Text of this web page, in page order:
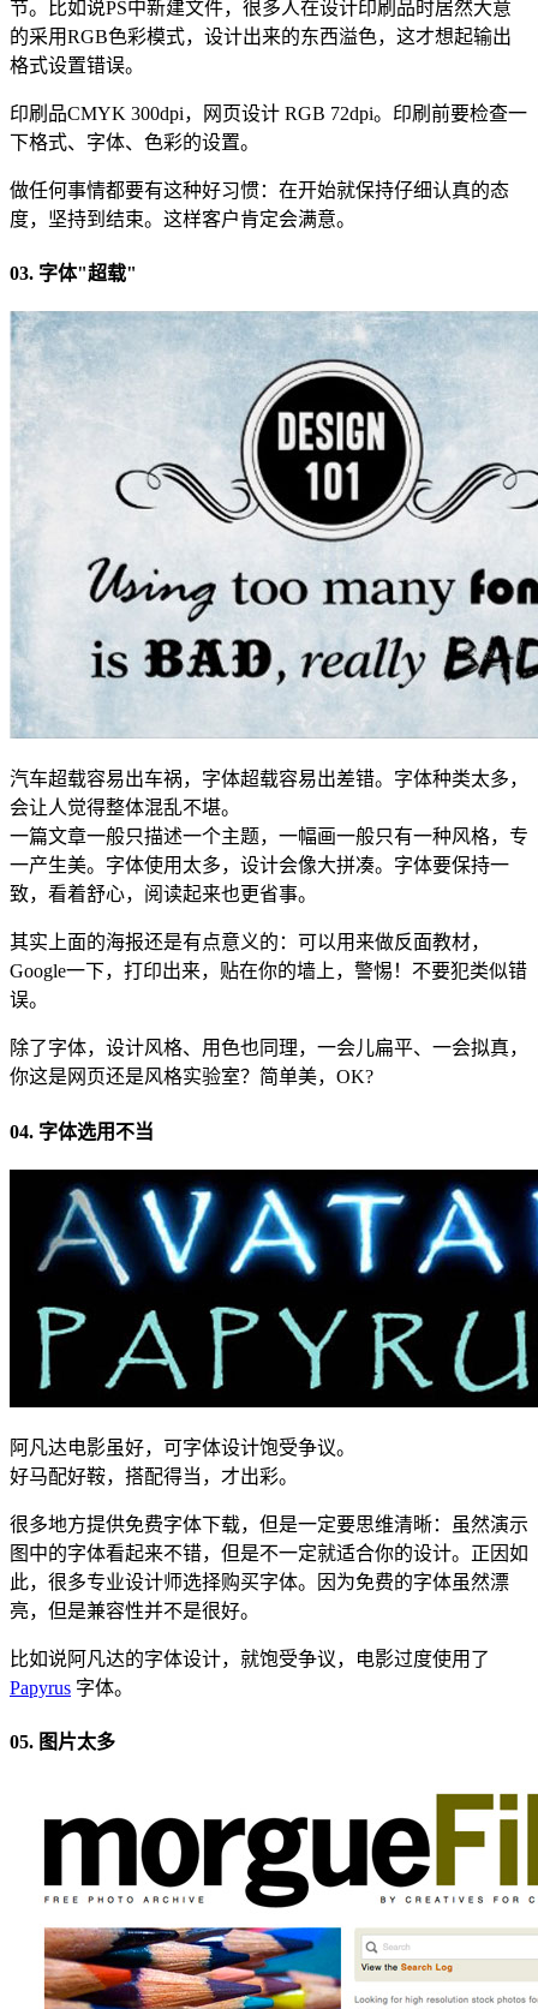
节。比如说PS中新建文件，很多人在设计印刷品时居然大意
的采用RGB色彩模式，设计出来的东西溢色，这才想起输出
格式设置错误。
印刷品CMYK 300dpi，网页设计 RGB 72dpi。印刷前要检查一
下格式、字体、色彩的设置。
做任何事情都要有这种好习惯：在开始就保持仔细认真的态
度，坚持到结束。这样客户肯定会满意。
03. 字体"超载"
汽车超载容易出车祸，字体超载容易出差错。字体种类太多，
会让人觉得整体混乱不堪。
一篇文章一般只描述一个主题，一幅画一般只有一种风格，专
一产生美。字体使用太多，设计会像大拼凑。字体要保持一
致，看着舒心，阅读起来也更省事。
其实上面的海报还是有点意义的：可以用来做反面教材，
Google一下，打印出来，贴在你的墙上，警惕！不要犯类似错
误。
除了字体，设计风格、用色也同理，一会儿扁平、一会拟真，
你这是网页还是风格实验室？简单美，OK?
04. 字体选用不当
阿凡达电影虽好，可字体设计饱受争议。
好马配好鞍，搭配得当，才出彩。
很多地方提供免费字体下载，但是一定要思维清晰：虽然演示
图中的字体看起来不错，但是不一定就适合你的设计。正因如
此，很多专业设计师选择购买字体。因为免费的字体虽然漂
亮，但是兼容性并不是很好。
比如说阿凡达的字体设计，就饱受争议，电影过度使用了
Papyrus 字体。
05. 图片太多